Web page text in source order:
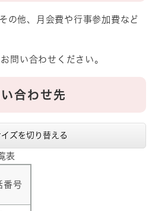
他、月会費や行事参加費など
い合わせください。
合わせ先
ズを切り替える
表
番号